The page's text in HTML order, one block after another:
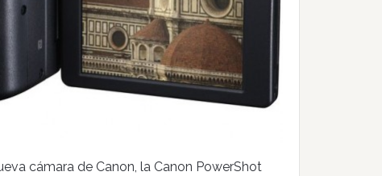
cámara de Canon, la Canon PowerShot